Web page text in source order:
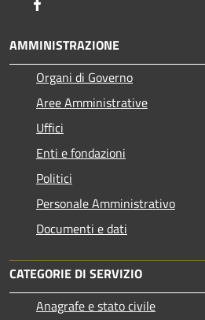
AMMINISTRAZIONE
Organi di Governo
Aree Amministrative
Uffici
Enti e fondazioni
Politici
Personale Amministrativo
Documenti e dati
CATEGORIE DI SERVIZIO
Anagrafe e stato civile